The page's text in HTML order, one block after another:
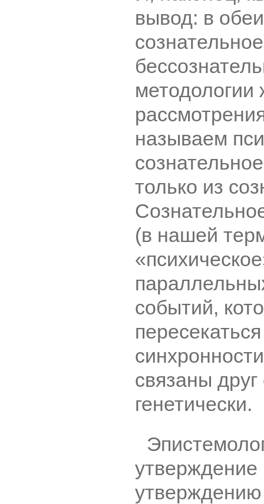
вывод: в
методологии
называем
только из
(в нашей
событий,
связаны
генетически.